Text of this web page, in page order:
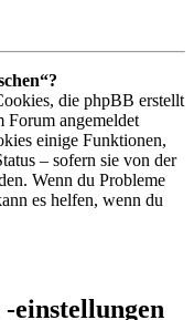
die phpBB erstellt
Forum angemeldet
einige Funktionen,
– sofern sie von der
Wenn du Probleme
es helfen, wenn du
einstellungen